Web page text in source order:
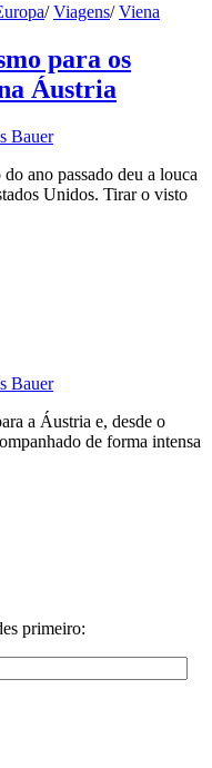
/ Viagens/ Viena
para os
Áustria
Bauer
ano passado deu a louca
Unidos. Tirar o visto
Bauer
a Áustria e, desde o
de forma intensa
primeiro: